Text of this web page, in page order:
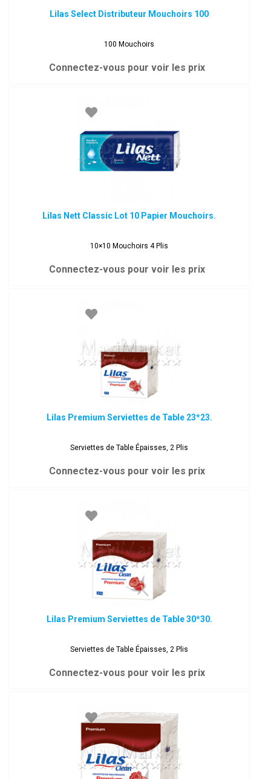
Lilas Select Distributeur Mouchoirs 100
100 Mouchoirs
Connectez-vous pour voir les prix
Lilas Nett Classic Lot 10 Papier Mouchoirs.
10×10 Mouchoirs 4 Plis
Connectez-vous pour voir les prix
Lilas Premium Serviettes de Table 23*23.
Serviettes de Table Épaisses, 2 Plis
Connectez-vous pour voir les prix
Lilas Premium Serviettes de Table 30*30.
Serviettes de Table Épaisses, 2 Plis
Connectez-vous pour voir les prix